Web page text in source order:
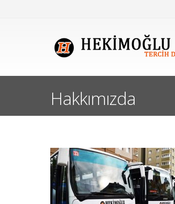
Hakkımızda